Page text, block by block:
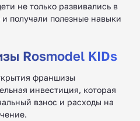
не только развивались в
получали полезные навыки
Rosmodel KIDs
франшизы
инвестиция, которая
взнос и расходы на